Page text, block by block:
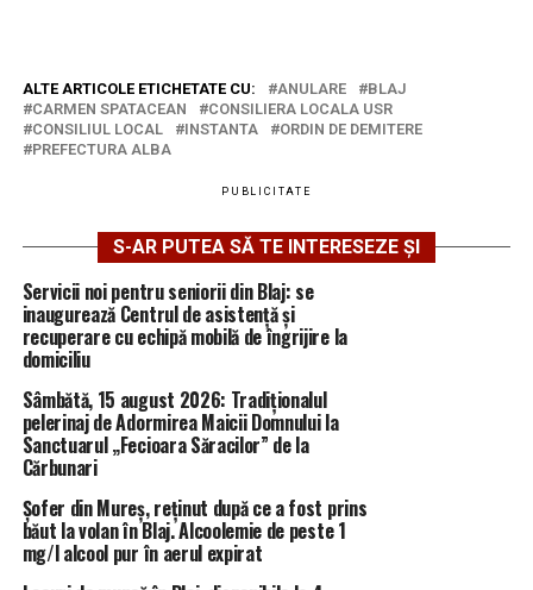
ALTE ARTICOLE ETICHETATE CU: ANULARE
BLAJ
CARMEN SPATACEAN
CONSILIERA LOCALA USR
CONSILIUL LOCAL
INSTANTA
ORDIN DE DEMITERE
PREFECTURA ALBA
PUBLICITATE
S-AR PUTEA SĂ TE INTERESEZE ȘI
Servicii noi pentru seniorii din Blaj: se
inaugurează Centrul de asistență și
recuperare cu echipă mobilă de îngrijire la
domiciliu
Sâmbătă, 15 august 2026: Tradiționalul
pelerinaj de Adormirea Maicii Domnului la
Sanctuarul „Fecioara Săracilor” de la
Cărbunari
Șofer din Mureș, reținut după ce a fost prins
băut la volan în Blaj. Alcoolemie de peste 1
mg/l alcool pur în aerul expirat